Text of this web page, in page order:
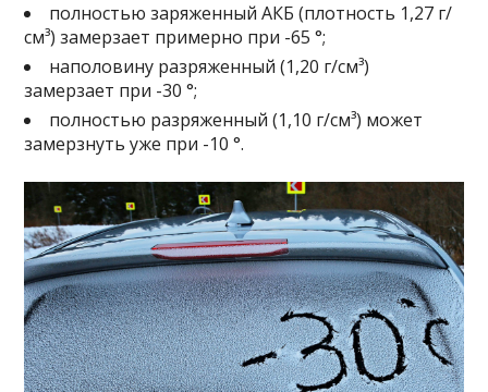
полностью заряженный АКБ (плотность 1,27 г/
см³) замерзает примерно при -65 °;
наполовину разряженный (1,20 г/см³)
замерзает при -30 °;
полностью разряженный (1,10 г/см³) может
замерзнуть уже при -10 °.